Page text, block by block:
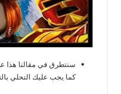
كما يجب عليك التحلي